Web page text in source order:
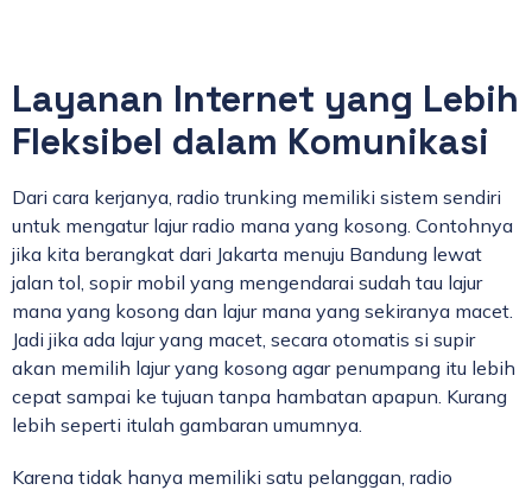
Layanan Internet yang Lebih
Fleksibel dalam Komunikasi
Dari cara kerjanya, radio trunking memiliki sistem sendiri
untuk mengatur lajur radio mana yang kosong. Contohnya
jika kita berangkat dari Jakarta menuju Bandung lewat
jalan tol, sopir mobil yang mengendarai sudah tau lajur
mana yang kosong dan lajur mana yang sekiranya macet.
Jadi jika ada lajur yang macet, secara otomatis si supir
akan memilih lajur yang kosong agar penumpang itu lebih
cepat sampai ke tujuan tanpa hambatan apapun. Kurang
lebih seperti itulah gambaran umumnya.
Karena tidak hanya memiliki satu pelanggan, radio